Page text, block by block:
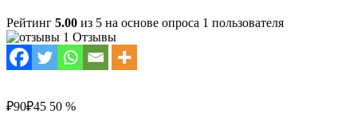
Рейтинг 5.00 из 5 на основе опроса 1 пользователя
1 Отзывы
₽90₽45 50 %